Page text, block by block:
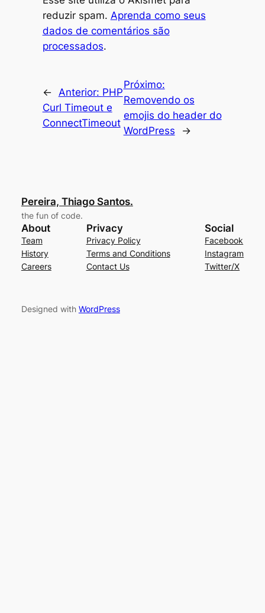
reduzir spam. Aprenda como seus
dados de comentários são
processados.
← Anterior: PHP
Curl Timeout e
ConnectTimeout
Próximo:
Removendo os
emojis do header do
WordPress
→
Pereira, Thiago Santos.
the fun of code.
About
Team
History
Careers
Privacy
Privacy Policy
Terms and Conditions
Contact Us
Social
Facebook
Instagram
Twitter/X
Designed with WordPress